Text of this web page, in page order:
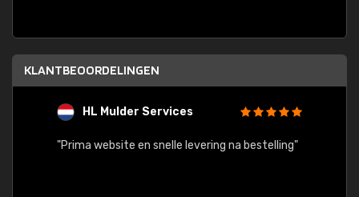
KLANTBEOORDELINGEN
HL Mulder Services
"Prima website en snelle levering na bestelling"